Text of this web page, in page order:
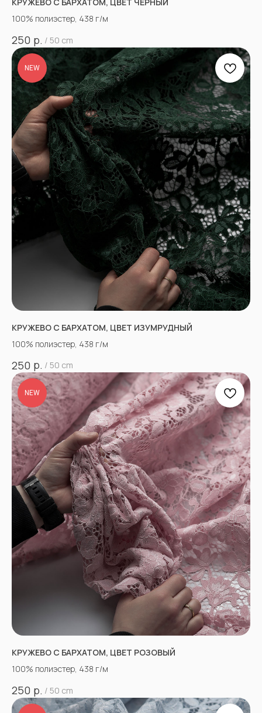
100% полиэстер, 438 г/м
250 р. / 50 cm
NEW
КРУЖЕВО С БАРХАТОМ, ЦВЕТ ИЗУМРУДНЫЙ
100% полиэстер, 438 г/м
250 р. / 50 cm
NEW
КРУЖЕВО С БАРХАТОМ, ЦВЕТ РОЗОВЫЙ
100% полиэстер, 438 г/м
250 р. / 50 cm